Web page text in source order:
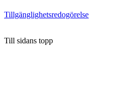
Tillgänglighetsredogörelse
Till sidans topp